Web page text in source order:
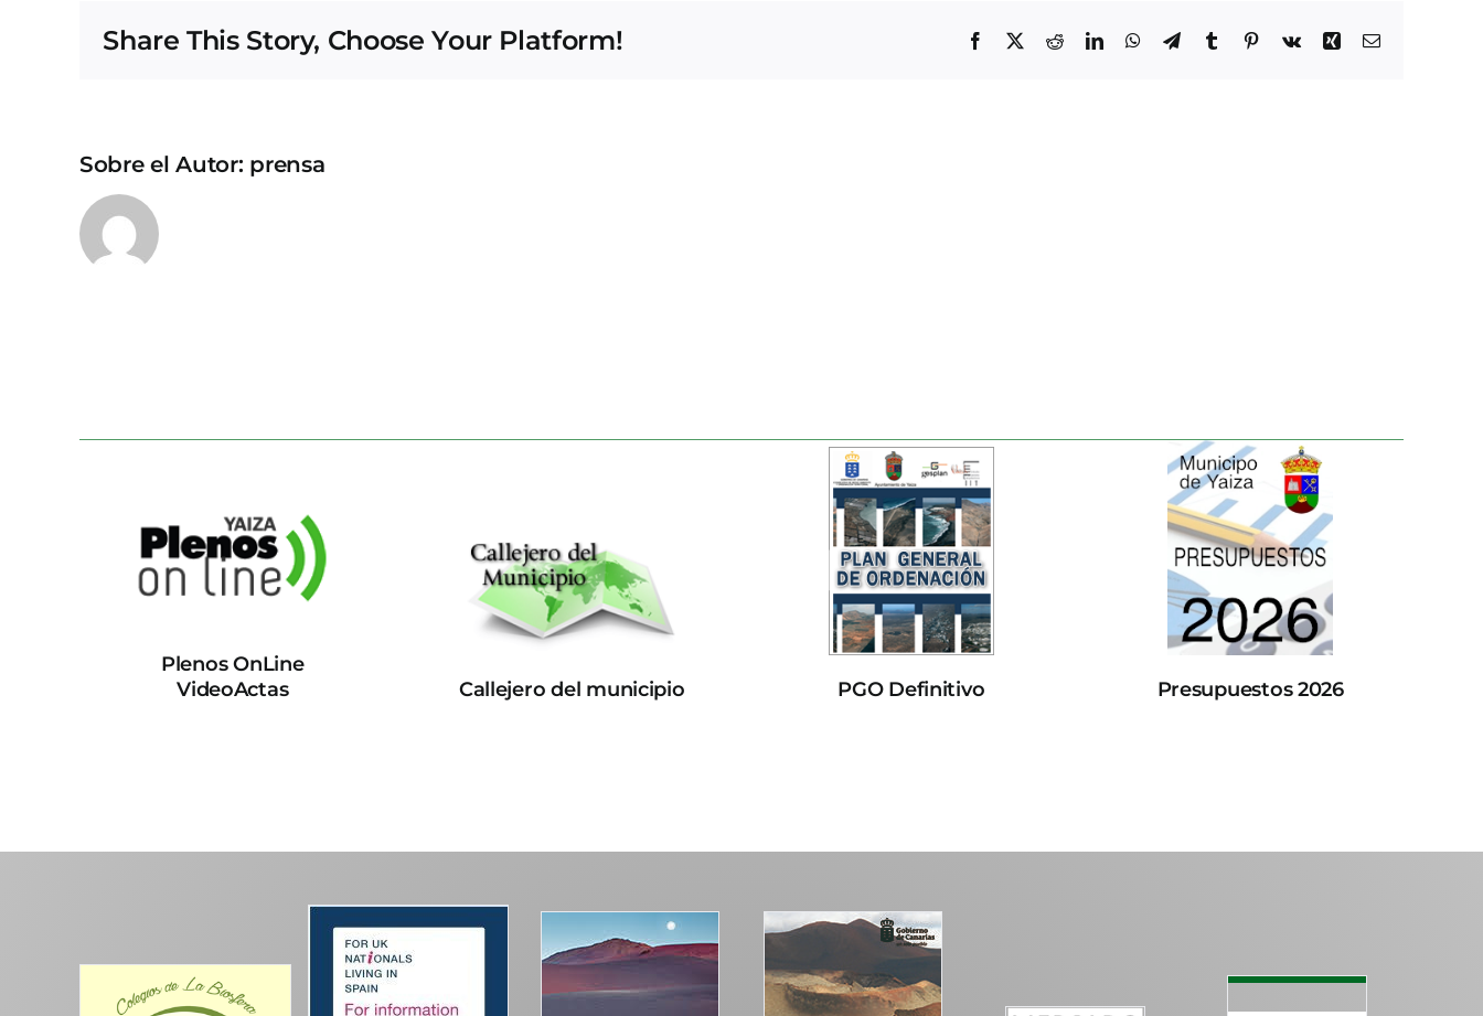
Share This Story, Choose Your Platform! Facebook
X RedditLinkedInWhatsApp
TelegramTumblrPinterest
Vk Xing Correo
Sobre el Autor: prensa
Plenos OnLine
VideoActas
Callejero del municipio PGO Definitivo Presupuestos 2026